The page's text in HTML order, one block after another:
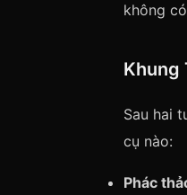
không
Khung
Sau hai
cụ nào:
Phác